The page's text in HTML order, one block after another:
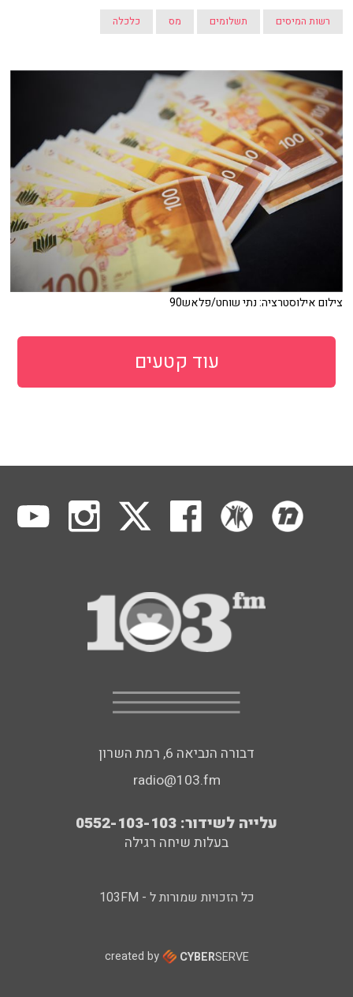
רשות המיסים תשלומים מס כלכלה
צילום אילוסטרציה: נתי שוחט/פלאש90
עוד קטעים
דבורה הנביאה 6, רמת השרון
radio@103.fm
עלייה לשידור: 0552-103-103
בעלות שיחה רגילה
כל הזכויות שמורות ל - 103FM
created by CYBERSERVE